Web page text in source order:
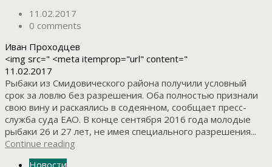
11.02.2017
0 comments
Иван Проходцев
<img src=" <meta itemprop="url" content="
11.02.2017
Рыбаки из Смидовического района получили условный
срок за ловлю без разрешения. Оба полностью признали
свою вину и раскаялись в содеянном, сообщает пресс-
служба суда ЕАО. В конце сентября 2016 года молодые
рыбаки 26 и 27 лет, не имея специального разрешения...
Continue reading